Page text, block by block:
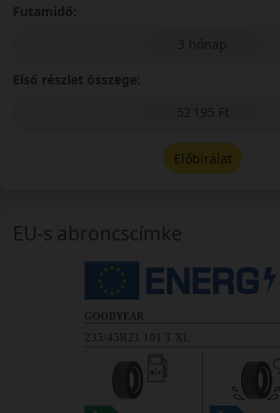
Futamidő:
3 hónap
Első részlet összege:
52 195 Ft
Előbírálat
EU-s abroncscímke